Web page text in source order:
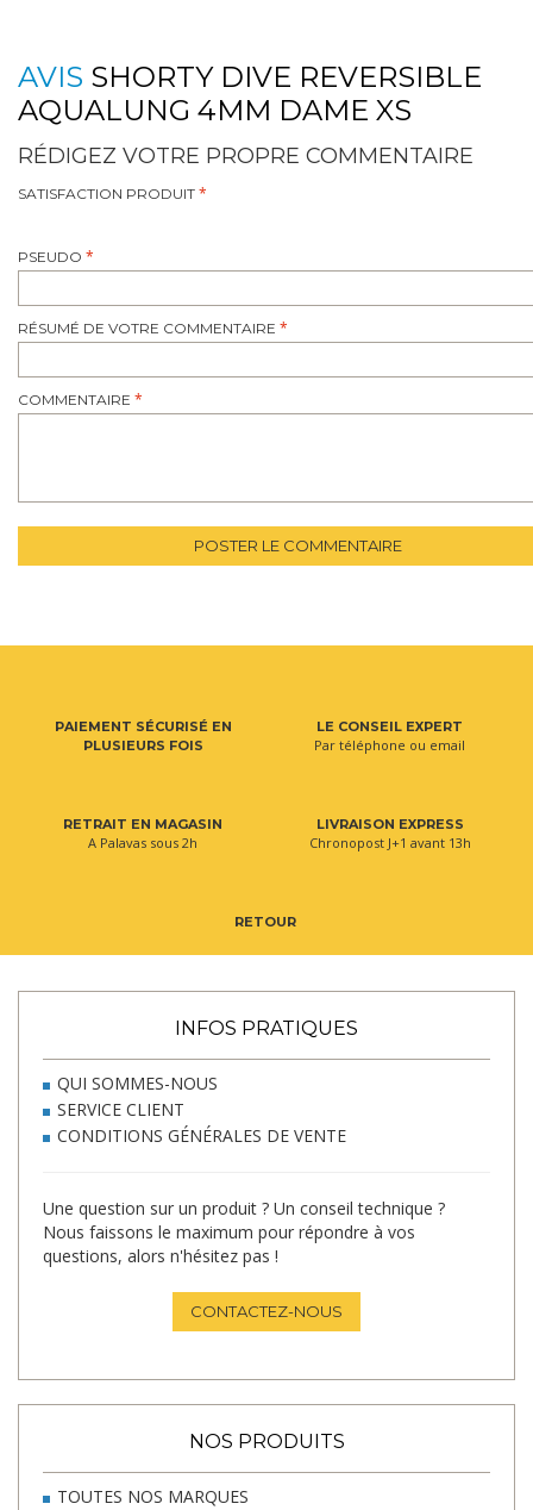
AVIS SHORTY DIVE REVERSIBLE
AQUALUNG 4MM DAME XS
RÉDIGEZ VOTRE PROPRE COMMENTAIRE
SATISFACTION PRODUIT
PSEUDO
RÉSUMÉ DE VOTRE COMMENTAIRE
COMMENTAIRE
POSTER LE COMMENTAIRE
PAIEMENT SÉCURISÉ EN
PLUSIEURS FOIS
LE CONSEIL EXPERT
Par téléphone ou email
RETRAIT EN MAGASIN
A Palavas sous 2h
LIVRAISON EXPRESS
Chronopost J+1 avant 13h
RETOUR
INFOS PRATIQUES
QUI SOMMES-NOUS
SERVICE CLIENT
CONDITIONS GÉNÉRALES DE VENTE
Une question sur un produit ? Un conseil technique ?
Nous faissons le maximum pour répondre à vos
questions, alors n'hésitez pas !
CONTACTEZ-NOUS
NOS PRODUITS
TOUTES NOS MARQUES